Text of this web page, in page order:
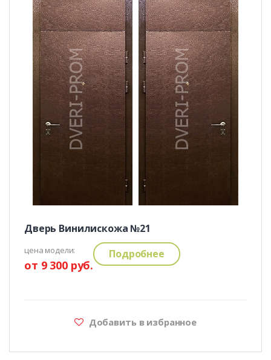
Дверь Винилискожа №21
цена модели:
от 9 300 руб.
Подробнее
Добавить в избранное